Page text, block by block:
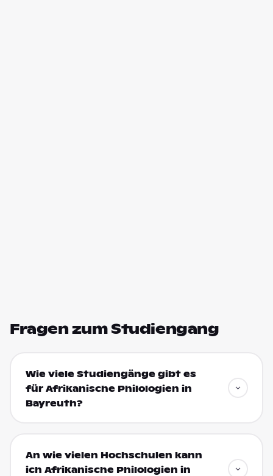
Fragen zum Studiengang
Wie viele Studiengänge gibt es
für Afrikanische Philologien in
Bayreuth?
An wie vielen Hochschulen kann
ich Afrikanische Philologien in